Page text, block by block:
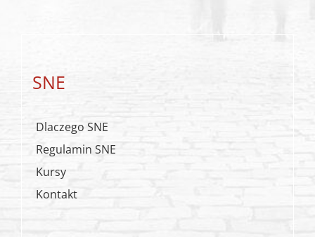
SNE
Dlaczego SNE
Regulamin SNE
Kursy
Kontakt